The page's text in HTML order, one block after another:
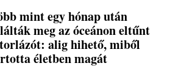
mint egy hónap után
meg az óceánon eltűnt
alig hihető, miből
életben magát